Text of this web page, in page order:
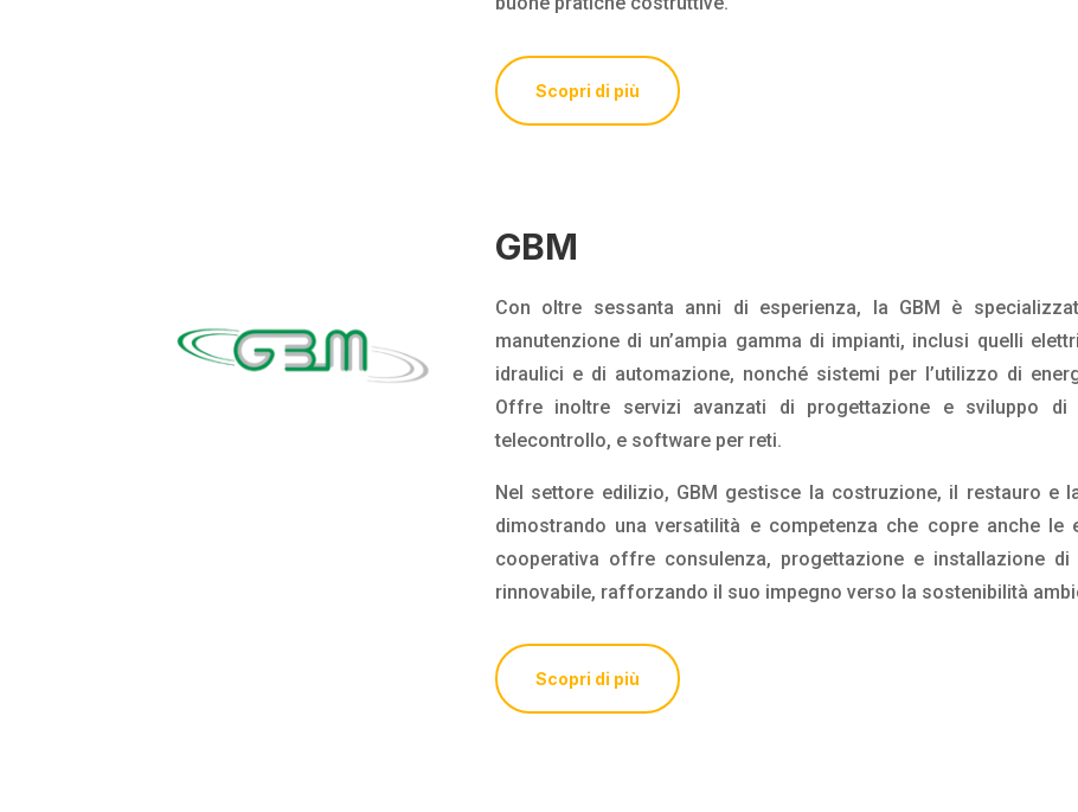
Scopri di più
GBM
Con oltre sessanta anni di esperienza, la GBM è
manutenzione di un’ampia gamma di impianti, inclusi quelli
idraulici e di automazione, nonché sistemi per l’utilizzo di
Offre inoltre servizi avanzati di progettazione e sviluppo di
telecontrollo, e software per reti.
Nel settore edilizio, GBM gestisce la costruzione, il restauro e
dimostrando una versatilità e competenza che copre anche le
cooperativa offre consulenza, progettazione e installazione
rinnovabile, rafforzando il suo impegno verso la sostenibilità
Scopri di più